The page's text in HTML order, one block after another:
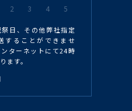
2 3 4 5
日、その他弊社指定
することができませ
ターネットにて24時
ます。